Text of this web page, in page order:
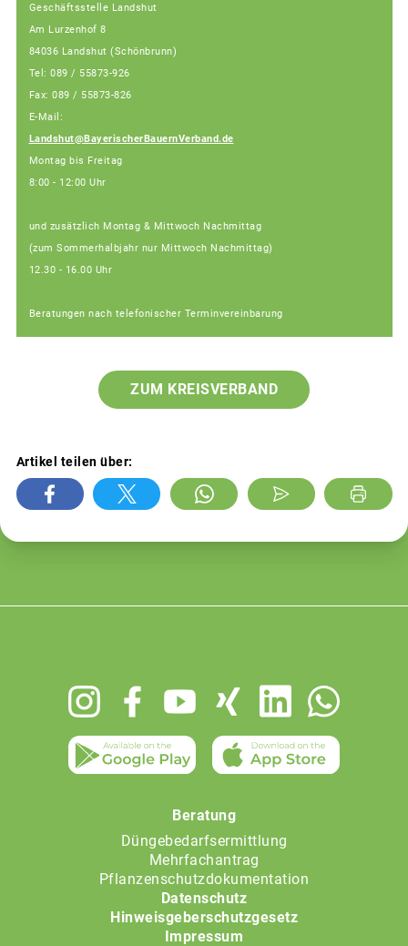
Geschäftsstelle Landshut
Am Lurzenhof 8
84036 Landshut (Schönbrunn)
Tel: 089 / 55873-926
Fax: 089 / 55873-826
E-Mail:
Landshut@BayerischerBauernVerband.de
Montag bis Freitag
8:00 - 12:00 Uhr
und zusätzlich Montag & Mittwoch Nachmittag
(zum Sommerhalbjahr nur Mittwoch Nachmittag)
12.30 - 16.00 Uhr
Beratungen nach telefonischer Terminvereinbarung
ZUM KREISVERBAND
Artikel teilen über:
Beratung
Düngebedarfsermittlung
Mehrfachantrag
Pflanzenschutzdokumentation
Datenschutz
Hinweisgeberschutzgesetz
Impressum